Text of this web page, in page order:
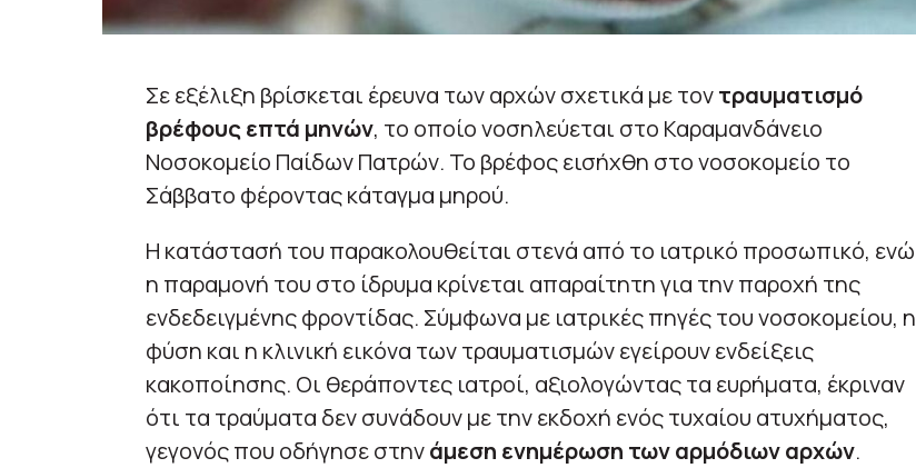
Σε εξέλιξη βρίσκεται έρευνα των αρχών σχετικά με τοντραυματισμό
βρέφους επτά μηνών, το οποίο νοσηλεύεται στο Καραμανδάνειο
Νοσοκομείο Παίδων Πατρών. Το βρέφος εισήχθη στο νοσοκομείο το
Σάββατο φέροντας κάταγμα μηρού.
Η κατάστασή του παρακολουθείται στενά από το ιατρικό προσωπικό, ενώ
η παραμονή του στο ίδρυμα κρίνεται απαραίτητη για την παροχή της
ενδεδειγμένης φροντίδας. Σύμφωνα με ιατρικές πηγές του νοσοκομείου, η
φύση και η κλινική εικόνα των τραυματισμών εγείρουν ενδείξεις
κακοποίησης. Οι θεράποντες ιατροί, αξιολογώντας τα ευρήματα, έκριναν
ότι τα τραύματα δεν συνάδουν με την εκδοχή ενός τυχαίου ατυχήματος,
γεγονός που οδήγησε στηνάμεση ενημέρωση των αρμόδιων αρχών.